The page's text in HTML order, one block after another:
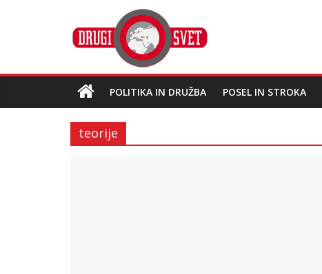
POLITIKA IN DRUŽBA POSEL IN STROKA
teorije